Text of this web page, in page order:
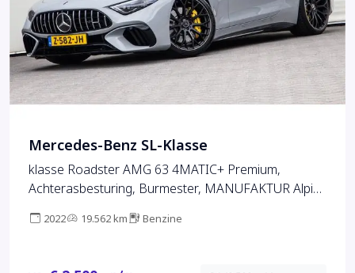
Mercedes-Benz SL-Klasse
klasse Roadster AMG 63 4MATIC+ Premium,
Achterasbesturing, Burmester, MANUFAKTUR Alpin
2022 19.562 km Benzine